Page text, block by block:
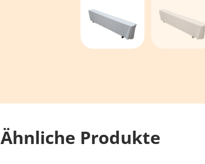
Ähnliche Produkte